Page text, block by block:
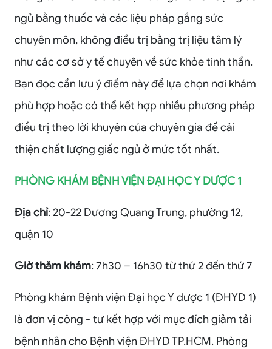
ngủ bằng thuốc và các liệu pháp gắng sức
chuyên môn, không điều trị bằng trị liệu tâm lý
như các cơ sở y tế chuyên về sức khỏe tinh thần.
Bạn đọc cần lưu ý điểm này để lựa chọn nơi khám
phù hợp hoặc có thể kết hợp nhiều phương pháp
điều trị theo lời khuyên của chuyên gia để cải
thiện chất lượng giấc ngủ ở mức tốt nhất.
PHÒNG KHÁM BỆNH VIỆN ĐẠI HỌC Y DƯỢC 1
Địa chỉ: 20-22 Dương Quang Trung, phường 12,
quận 10
Giờ thăm khám: 7h30 – 16h30 từ thứ 2 đến thứ 7
Phòng khám Bệnh viện Đại học Y dược 1 (ĐHYD 1)
là đơn vị công - tư kết hợp với mục đích giảm tải
bệnh nhân cho Bệnh viện ĐHYD TP.HCM. Phòng